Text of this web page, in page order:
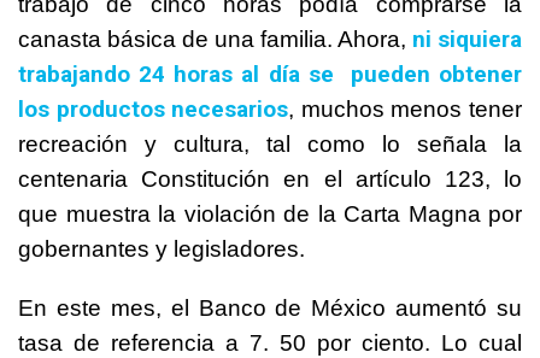
canasta básica de una familia. Ahora, ni siquiera
trabajando 24 horas al día se pueden obtener
los productos necesarios, muchos menos tener
recreación y cultura, tal como lo señala la
centenaria Constitución en el artículo 123, lo
que muestra la violación de la Carta Magna por
gobernantes y legisladores.
En este mes, el Banco de México aumentó su
tasa de referencia a 7. 50 por ciento. Lo cual